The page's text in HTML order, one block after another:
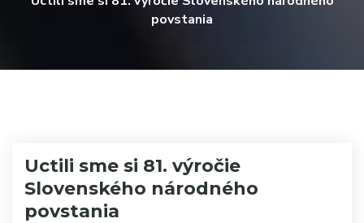
povstania
Uctili sme si 81. výročie
Slovenského národného
povstania